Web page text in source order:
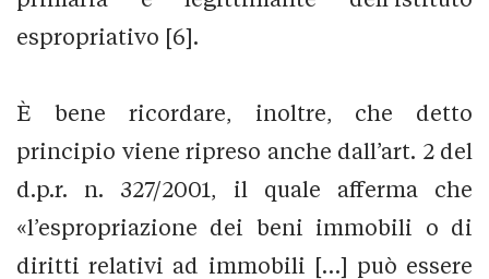
espropriativo [6].
È bene ricordare, inoltre, che detto
principio viene ripreso anche dall’art. 2 del
d.p.r. n. 327/2001, il quale afferma che
«l’espropriazione dei beni immobili o di
diritti relativi ad immobili […] può essere